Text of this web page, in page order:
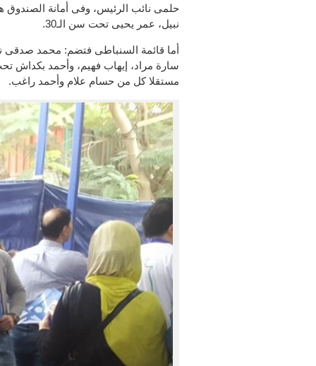
حلمى نائب الرئيس، وفى أمانة
نبيل، عمر يحيى تحت سن الـ30.
أما قائمة السنباطى فتضم: محمد صدقى
مستقلا كل من حسام علام وأحمد راغب.